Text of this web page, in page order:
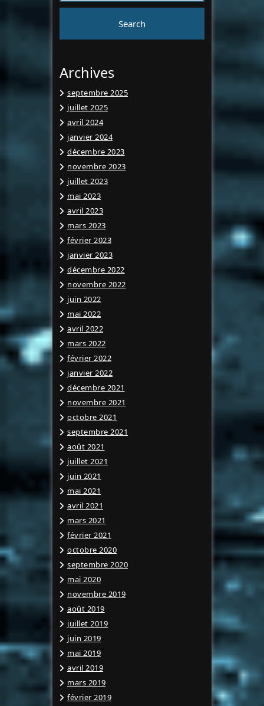
Archives
septembre 2025
juillet 2025
avril 2024
janvier 2024
décembre 2023
novembre 2023
juillet 2023
mai 2023
avril 2023
mars 2023
février 2023
janvier 2023
décembre 2022
novembre 2022
juin 2022
mai 2022
avril 2022
mars 2022
février 2022
janvier 2022
décembre 2021
novembre 2021
octobre 2021
septembre 2021
août 2021
juillet 2021
juin 2021
mai 2021
avril 2021
mars 2021
février 2021
octobre 2020
septembre 2020
mai 2020
novembre 2019
août 2019
juillet 2019
juin 2019
mai 2019
avril 2019
mars 2019
février 2019